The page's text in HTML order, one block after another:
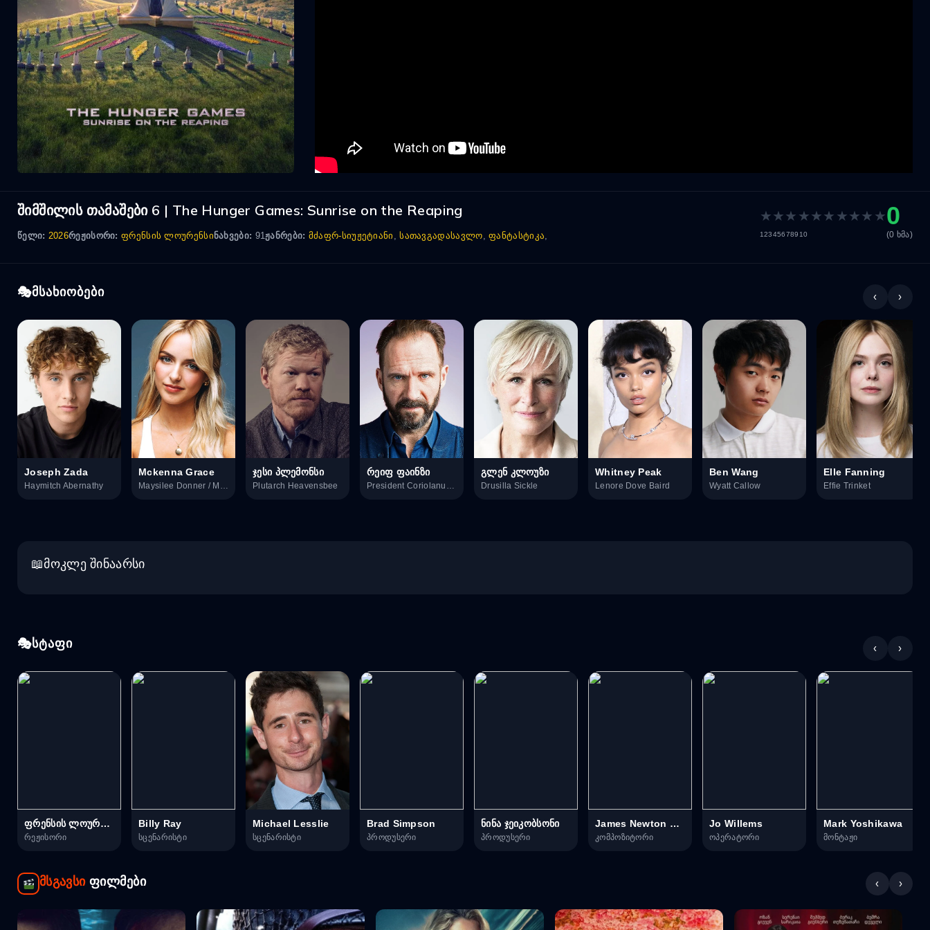
შიმშილის თამაშები 6 | The Hunger Games: Sunrise on the Reaping
წელი: 2026რეჟისორი: ფრენსის ლოურენსინახვები: 91ჟანრები: მძაფრ-სიუჟეტიანი ,სათავგადასავლო,ფანტასტიკა,
★★★ ★★★ ★★★ ★
123456789 10
0
(0 ხმა)
მსახიობები ‹ ›
Joseph Zada
Haymitch Abernathy
Mckenna Grace
Maysilee Donner / Merrilee Donner
ჯესი პლემონსი
Plutarch Heavensbee
რეიფ ფაინზი
President Coriolanus Snow
გლენ კლოუზი
Drusilla Sickle
Whitney Peak
Lenore Dove Baird
Ben Wang
Wyatt Callow
Elle Fanning
Effie Trinket
მოკლე შინაარსი
სტაფი ‹ ›
ფრენსის ლოურენსი
რეჟისორი
Billy Ray
სცენარისტი
Michael Lesslie
სცენარისტი
Brad Simpson
პროდუსერი
ნინა ჯეიკობსონი
პროდუსერი
James Newton Howard
კომპოზიტორი
Jo Willems
ოპერატორი
Mark Yoshikawa
მონტაჟი
მსგავსიფილმები ‹ ›